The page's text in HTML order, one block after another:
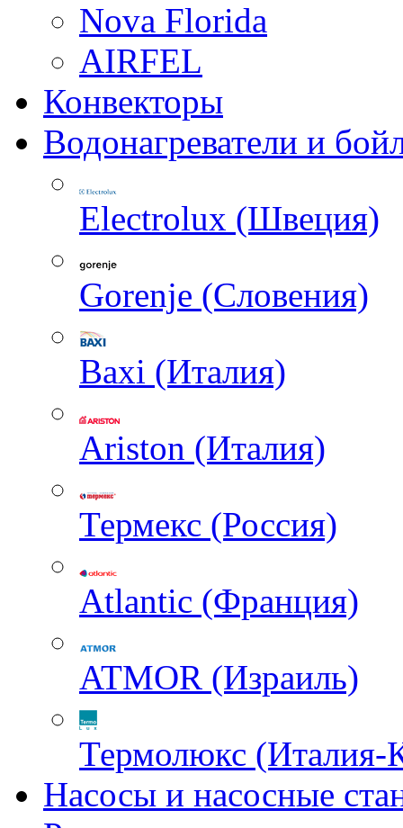
Nova Florida
AIRFEL
Конвекторы
Водонагреватели и
Electrolux (Швеция)
Gorenje (Словения)
Baxi (Италия)
Ariston (Италия)
Термекс (Россия)
Atlantic (Франция)
ATMOR (Израиль)
Термолюкс (Италия-
Насосы и насосные